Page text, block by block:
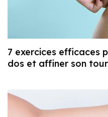
7 exercices efficaces
dos et affiner son